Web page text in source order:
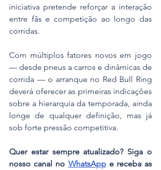
iniciativa pretende reforçar a interação
entre fãs e competição ao longo das
corridas.
Com múltiplos fatores novos em jogo
— desde pneus a carros e dinâmicas de
corrida — o arranque no Red Bull Ring
deverá oferecer as primeiras indicações
sobre a hierarquia da temporada, ainda
longe de qualquer definição, mas já
sob forte pressão competitiva.
Quer estar sempre atualizado? Siga o
nosso canal no WhatsApp e receba as